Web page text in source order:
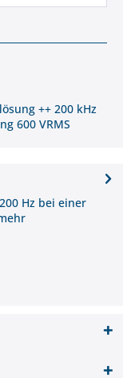
++ 200 kHz
600 VRMS
Hz bei einer